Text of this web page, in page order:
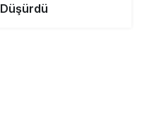
Düşürdü